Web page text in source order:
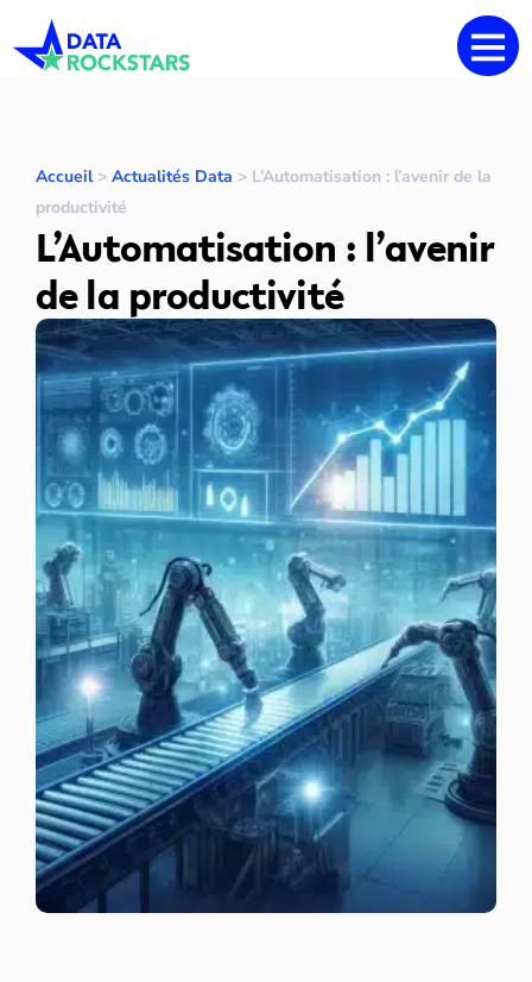
Accueil>Actualités Data > L’Automatisation : l’avenir de la
productivité
L’Automatisation : l’avenir
de la productivité